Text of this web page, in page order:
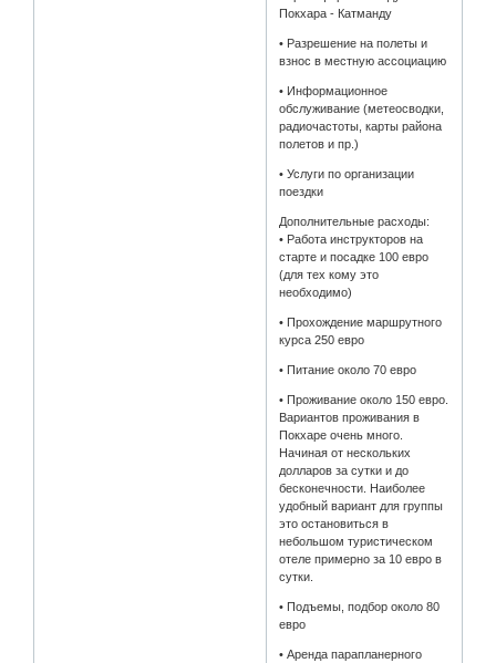
Покхара - Катманду
• Разрешение на полеты и
взнос в местную ассоциацию
• Информационное
обслуживание (метеосводки,
радиочастоты, карты района
полетов и пр.)
• Услуги по организации
поездки
Дополнительные расходы:
• Работа инструкторов на
старте и посадке 100 евро
(для тех кому это
необходимо)
• Прохождение маршрутного
курса 250 евро
• Питание около 70 евро
• Проживание около 150 евро.
Вариантов проживания в
Покхаре очень много.
Начиная от нескольких
долларов за сутки и до
бесконечности. Наиболее
удобный вариант для группы
это остановиться в
небольшом туристическом
отеле примерно за 10 евро в
сутки.
• Подъемы, подбор около 80
евро
• Аренда парапланерного